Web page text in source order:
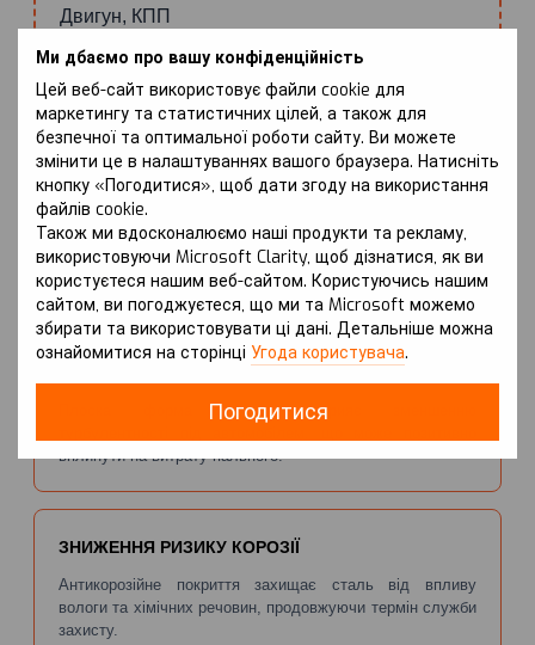
Ми дбаємо про вашу конфіденційність
Цей веб-сайт використовує файли cookie для
маркетингу та статистичних цілей, а також для
безпечної та оптимальної роботи сайту. Ви можете
змінити це в налаштуваннях вашого браузера. Натисніть
кнопку «Погодитися», щоб дати згоду на використання
файлів cookie.
Також ми вдосконалюємо наші продукти та рекламу,
використовуючи Microsoft Clarity, щоб дізнатися, як ви
користуєтеся нашим веб-сайтом. Користуючись нашим
сайтом, ви погоджуєтеся, що ми та Microsoft можемо
збирати та використовувати ці дані. Детальніше можна
ознайомитися на сторінці Угода користувача.
Погодитися
Двигун, КПП
ПЕРЕВАГИ
МЕХАНІЧНИЙ ЗАХИСТ КАРТЕРА
Захист Kolchuga® запобігає пошкодженням картера
двигуна, приймаючи на себе удари від каменів та інших
небезпечних предметів на дорозі.
ПОКРАЩЕНА АЕРОДИНАМІКА
Плоска форма захисту сприяє зменшенню
вплинути на витрату пального.
ЗНИЖЕННЯ РИЗИКУ КОРОЗІЇ
Антикорозійне покриття захищає сталь від впливу
вологи та хімічних речовин, продовжуючи термін служби
захисту.